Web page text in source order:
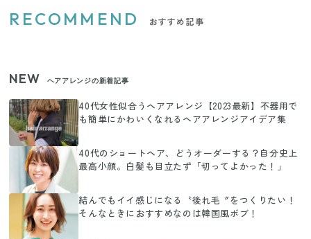
RECOMMEND おすすめ記事
NEW ヘアアレンジの新着記事
40代女性似合うヘアアレンジ【2023最新】不器用で
も簡単にかわいくなれるヘアアレンジアイデア集
40代のショートヘア、どうオーダーする？自分史上
最高小顔。白髪も目立たず「切ってよかった！」
結んでもイイ感じになる〝後れ毛〞をつくりたい！
そんなときにおすすめなのは韓国風ボブ！